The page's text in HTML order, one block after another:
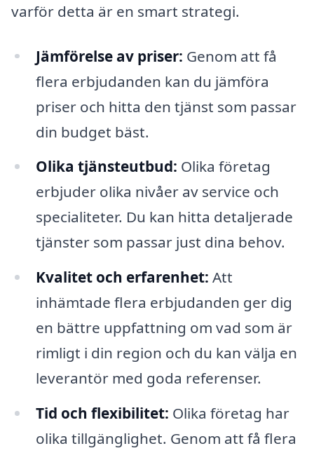
varför detta är en smart strategi.
Jämförelse av priser: Genom att få
flera erbjudanden kan du jämföra
priser och hitta den tjänst som passar
din budget bäst.
Olika tjänsteutbud: Olika företag
erbjuder olika nivåer av service och
specialiteter. Du kan hitta detaljerade
tjänster som passar just dina behov.
Kvalitet och erfarenhet: Att
inhämtade flera erbjudanden ger dig
en bättre uppfattning om vad som är
rimligt i din region och du kan välja en
leverantör med goda referenser.
Tid och flexibilitet: Olika företag har
olika tillgänglighet. Genom att få flera